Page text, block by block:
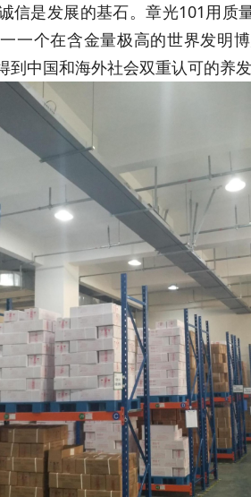
信是发展的基石。章光101用质
一个在含金量极高的世界发明
到中国和海外社会双重认可的养发